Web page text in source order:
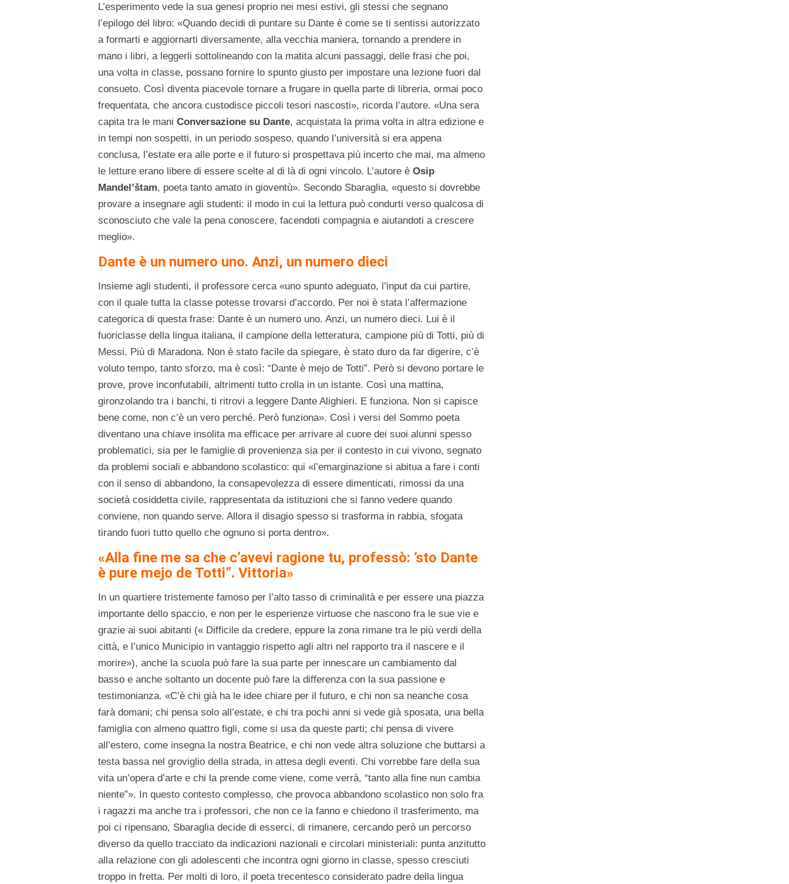
L’esperimento vede la sua genesi proprio nei mesi estivi, gli stessi che segnano
l’epilogo del libro: «Quando decidi di puntare su Dante è come se ti sentissi autorizzato
a formarti e aggiornarti diversamente, alla vecchia maniera, tornando a prendere in
mano i libri, a leggerli sottolineando con la matita alcuni passaggi, delle frasi che poi,
una volta in classe, possano fornire lo spunto giusto per impostare una lezione fuori dal
consueto. Così diventa piacevole tornare a frugare in quella parte di libreria, ormai poco
frequentata, che ancora custodisce piccoli tesori nascosti», ricorda l’autore. «Una sera
capita tra le mani Conversazione su Dante, acquistata la prima volta in altra edizione e
in tempi non sospetti, in un periodo sospeso, quando l’università si era appena
conclusa, l’estate era alle porte e il futuro si prospettava più incerto che mai, ma almeno
le letture erano libere di essere scelte al di là di ogni vincolo. L’autore è Osip
Mandel’štam, poeta tanto amato in gioventù». Secondo Sbaraglia, «questo si dovrebbe
provare a insegnare agli studenti: il modo in cui la lettura può condurti verso qualcosa di
sconosciuto che vale la pena conoscere, facendoti compagnia e aiutandoti a crescere
meglio».
Dante è un numero uno. Anzi, un numero dieci
Insieme agli studenti, il professore cerca «uno spunto adeguato, l’input da cui partire,
con il quale tutta la classe potesse trovarsi d’accordo. Per noi è stata l’affermazione
categorica di questa frase: Dante è un numero uno. Anzi, un numero dieci. Lui è il
fuoriclasse della lingua italiana, il campione della letteratura, campione più di Totti, più di
Messi. Più di Maradona. Non è stato facile da spiegare, è stato duro da far digerire, c’è
voluto tempo, tanto sforzo, ma è così: “Dante è mejo de Totti”. Però si devono portare le
prove, prove inconfutabili, altrimenti tutto crolla in un istante. Così una mattina,
gironzolando tra i banchi, ti ritrovi a leggere Dante Alighieri. E funziona. Non si capisce
bene come, non c’è un vero perché. Però funziona». Così i versi del Sommo poeta
diventano una chiave insolita ma efficace per arrivare al cuore dei suoi alunni spesso
problematici, sia per le famiglie di provenienza sia per il contesto in cui vivono, segnato
da problemi sociali e abbandono scolastico: qui «l’emarginazione si abitua a fare i conti
con il senso di abbandono, la consapevolezza di essere dimenticati, rimossi da una
società cosiddetta civile, rappresentata da istituzioni che si fanno vedere quando
conviene, non quando serve. Allora il disagio spesso si trasforma in rabbia, sfogata
tirando fuori tutto quello che ognuno si porta dentro».
«Alla fine me sa che c’avevi ragione tu, professò: ’sto Dante
è pure mejo de Totti”. Vittoria»
In un quartiere tristemente famoso per l’alto tasso di criminalità e per essere una piazza
importante dello spaccio, e non per le esperienze virtuose che nascono fra le sue vie e
grazie ai suoi abitanti (« Difficile da credere, eppure la zona rimane tra le più verdi della
città, e l’unico Municipio in vantaggio rispetto agli altri nel rapporto tra il nascere e il
morire»), anche la scuola può fare la sua parte per innescare un cambiamento dal
basso e anche soltanto un docente può fare la differenza con la sua passione e
testimonianza. «C’è chi già ha le idee chiare per il futuro, e chi non sa neanche cosa
farà domani; chi pensa solo all’estate, e chi tra pochi anni si vede già sposata, una bella
famiglia con almeno quattro figli, come si usa da queste parti; chi pensa di vivere
all’estero, come insegna la nostra Beatrice, e chi non vede altra soluzione che buttarsi a
testa bassa nel groviglio della strada, in attesa degli eventi. Chi vorrebbe fare della sua
vita un’opera d’arte e chi la prende come viene, come verrà, “tanto alla fine nun cambia
niente”». In questo contesto complesso, che provoca abbandono scolastico non solo fra
i ragazzi ma anche tra i professori, che non ce la fanno e chiedono il trasferimento, ma
poi ci ripensano, Sbaraglia decide di esserci, di rimanere, cercando però un percorso
diverso da quello tracciato da indicazioni nazionali e circolari ministeriali: punta anzitutto
alla relazione con gli adolescenti che incontra ogni giorno in classe, spesso cresciuti
troppo in fretta. Per molti di loro, il poeta trecentesco considerato padre della lingua